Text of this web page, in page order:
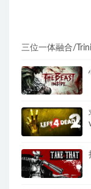
三位一体融合/